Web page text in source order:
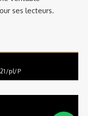
ses lecteurs.
pl/P